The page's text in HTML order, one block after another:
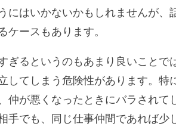
にはいかないかもしれませんが、
ケースもあります。
ぎるというのもあまり良いことで
してしまう危険性があります。特
仲が悪くなったときにバラされて
手でも、同じ仕事仲間であれば少